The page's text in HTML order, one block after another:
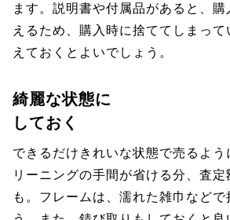
ます。説明書や付属品があると、
えるため、購入時に捨ててしまって
えておくとよいでしょう。
綺麗な状態に
しておく
できるだけきれいな状態で売るよう
リーニングの手間が省ける分、査
も。フレームは、濡れた雑巾などで